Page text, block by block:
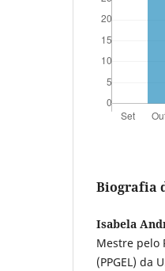
Biografia
Isabela
Mestre pelo
(PPGEL) da